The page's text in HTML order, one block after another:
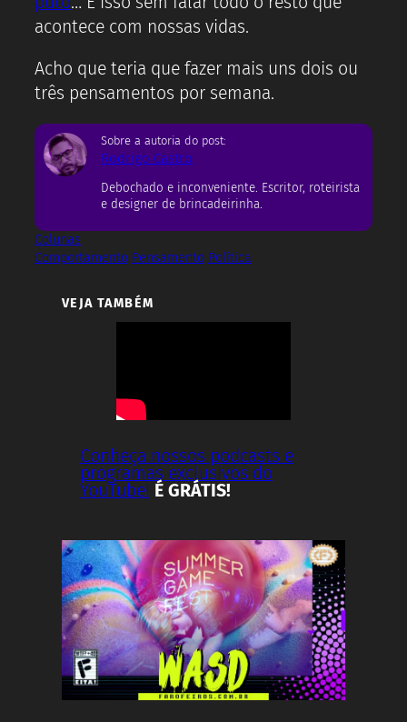
acontece com nossas vidas.
Acho que teria que fazer mais uns dois ou
três pensamentos por semana.
Sobre a autoria do post:
Rodrigo Castro
Debochado e inconveniente. Escritor, roteirista
e designer de brincadeirinha.
Colunas
Comportamento Pensamento Política
VEJA TAMBÉM
Conheça nossos podcasts e
programas exclusivos do
YouTube! É GRÁTIS!